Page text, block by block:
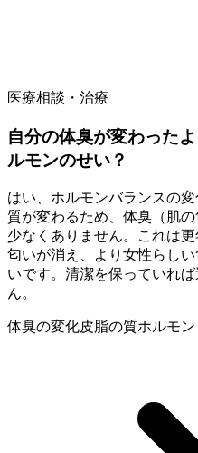
医療相談・治療
自分の体臭が変わった
ルモンのせい？
はい、ホルモンバランスの
質が変わるため、体臭（肌
少なくありません。これは
匂いが消え、より女性らし
いです。清潔を保っていれ
ん。
体臭の変化皮脂の質ホルモン